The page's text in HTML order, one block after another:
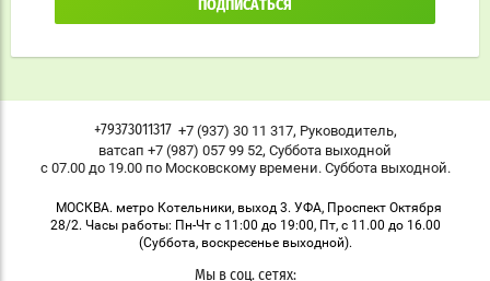
ПОДПИСАТЬСЯ
+79373011317 +7 (937) 30 11 317, Руководитель,
ватсап +7 (987) 057 99 52, Суббота выходной
с 07.00 до 19.00 по Московскому времени. Суббота выходной.
МОСКВА. метро Котельники, выход 3. УФА, Проспект Октября
28/2. Часы работы: Пн-Чт с 11:00 до 19:00, Пт, с 11.00 до 16.00
(Суббота, воскресенье выходной).
Мы в соц. сетях: